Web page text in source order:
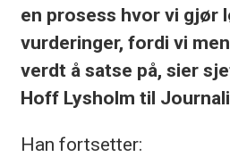
en prosess hvor vi gjør
vurderinger, fordi vi
verdt å satse på, sier
Hoff Lysholm til
Han fortsetter: